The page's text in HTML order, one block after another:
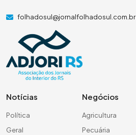
folhadosul@jornalfolhadosul.com.br
Notícias
Política
Geral
Negócios
Agricultura
Pecuária